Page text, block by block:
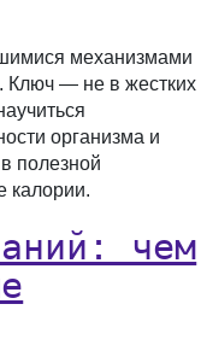
механизмами
Ключ — не в жестких
организма и
полезной
калории.
чем